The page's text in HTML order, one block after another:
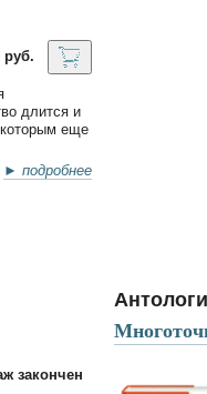
руб.
длится и
еще
► подробнее
закончен